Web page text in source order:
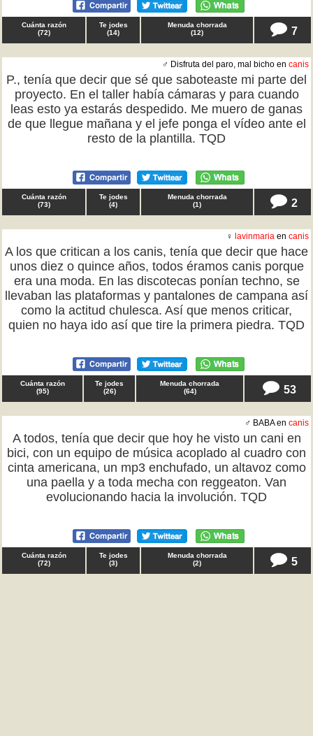
Cuánta razón
(72)
Te jodes
(14)
Menuda chorrada
(12) 7
♂ Disfruta del paro, mal bicho en canis
P., tenía que decir que sé que saboteaste mi parte del
proyecto. En el taller había cámaras y para cuando
leas esto ya estarás despedido. Me muero de ganas
de que llegue mañana y el jefe ponga el vídeo ante el
resto de la plantilla. TQD
Cuánta razón
(73)
Te jodes
(4)
Menuda chorrada
(1) 2
♀ lavinmaria en canis
A los que critican a los canis, tenía que decir que hace
unos diez o quince años, todos éramos canis porque
era una moda. En las discotecas ponían techno, se
llevaban las plataformas y pantalones de campana así
como la actitud chulesca. Así que menos criticar,
quien no haya ido así que tire la primera piedra. TQD
Cuánta razón
(95)
Te jodes
(26)
Menuda chorrada
(64) 53
♂ BABA en canis
A todos, tenía que decir que hoy he visto un cani en
bici, con un equipo de música acoplado al cuadro con
cinta americana, un mp3 enchufado, un altavoz como
una paella y a toda mecha con reggeaton. Van
evolucionando hacia la involución. TQD
Cuánta razón
(72)
Te jodes
(3)
Menuda chorrada
(2) 5